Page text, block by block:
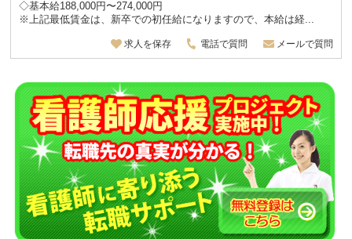
◇基本給188,000円〜274,000円
※上記最低賃金は、新卒での初任給になりますので、本給は経...
求人を保存 電話で質問 メールで質問